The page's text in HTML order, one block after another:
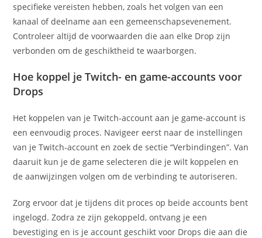
specifieke vereisten hebben, zoals het volgen van een
kanaal of deelname aan een gemeenschapsevenement.
Controleer altijd de voorwaarden die aan elke Drop zijn
verbonden om de geschiktheid te waarborgen.
Hoe koppel je Twitch- en game-accounts voor
Drops
Het koppelen van je Twitch-account aan je game-account is
een eenvoudig proces. Navigeer eerst naar de instellingen
van je Twitch-account en zoek de sectie “Verbindingen”. Van
daaruit kun je de game selecteren die je wilt koppelen en
de aanwijzingen volgen om de verbinding te autoriseren.
Zorg ervoor dat je tijdens dit proces op beide accounts bent
ingelogd. Zodra ze zijn gekoppeld, ontvang je een
bevestiging en is je account geschikt voor Drops die aan die